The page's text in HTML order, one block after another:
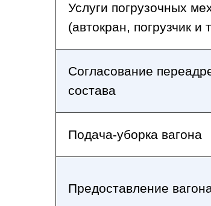
Услуги погрузочных
(автокран, погрузчик и
Согласование
состава
Подача-уборка вагона
Предоставление